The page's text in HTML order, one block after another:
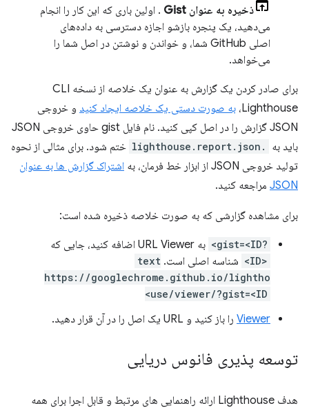
ذخیره به عنوان Gist
. اولین باری که این کار را انجام
می‌دهید، یک پنجره بازشو اجازه دسترسی به داده‌های
اصلی GitHub شما، و خواندن و نوشتن در اصل شما را
می‌خواهد.
برای صادر کردن یک گزارش به عنوان یک خلاصه از نسخه CLI
Lighthouse، به صورت دستی یک خلاصه ایجاد کنید و خروجی
JSON گزارش را در اصل کپی کنید. نام فایل gist حاوی خروجی JSON
باید به
.lighthouse.report.json
ختم شود. برای مثالی از نحوه
تولید خروجی JSON از ابزار خط فرمان، به
اشتراک گزارش ها به عنوان
JSON مراجعه کنید.
برای مشاهده گزارشی که به صورت خلاصه ذخیره شده است:
?gist=<ID> به URL Viewer اضافه کنید، جایی که
<ID> شناسه اصلی است. text
https://googlechrome.github.io/lightho
use/viewer/?gist=<ID>
Viewer را باز کنید و URL یک اصل را در آن قرار دهید.
توسعه پذیری فانوس دریایی
هدف Lighthouse ارائه راهنمایی های مرتبط و قابل اجرا برای همه